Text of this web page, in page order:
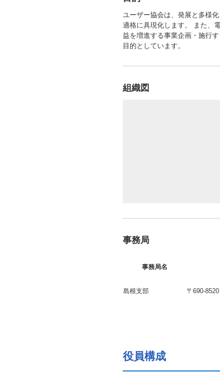
ユーザー協会は、発展と多様
適格に具現化します。 また、
益を増進する事業企画・施行
目的としています。
組織図
事務局
事務局名
島根支部 〒690-
役員構成